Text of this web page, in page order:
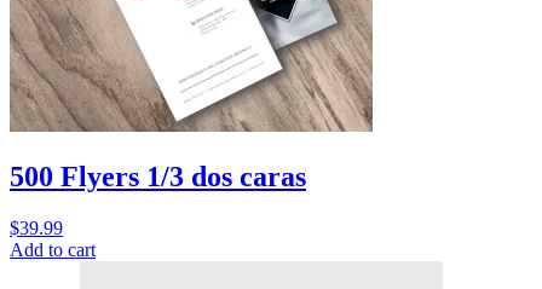
500 Flyers 1/3 dos caras
$39.99
Add to cart